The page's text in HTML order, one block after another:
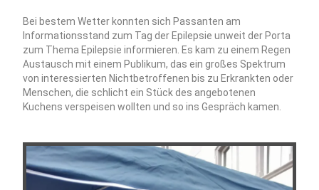
Bei bestem Wetter konnten sich Passanten am
Informationsstand zum Tag der Epilepsie unweit der Porta
zum Thema Epilepsie informieren. Es kam zu einem Regen
Austausch mit einem Publikum, das ein großes Spektrum
von interessierten Nichtbetroffenen bis zu Erkrankten oder
Menschen, die schlicht ein Stück des angebotenen
Kuchens verspeisen wollten und so ins Gespräch kamen.